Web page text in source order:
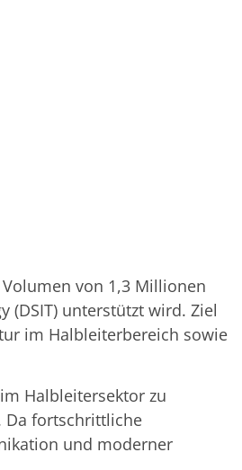
von 1,3 Millionen
(DSIT) unterstützt wird. Ziel
im Halbleiterbereich sowie
Halbleitersektor zu
Da fortschrittliche
und moderner